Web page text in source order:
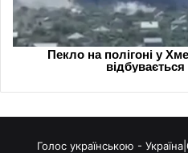
Голос українською -